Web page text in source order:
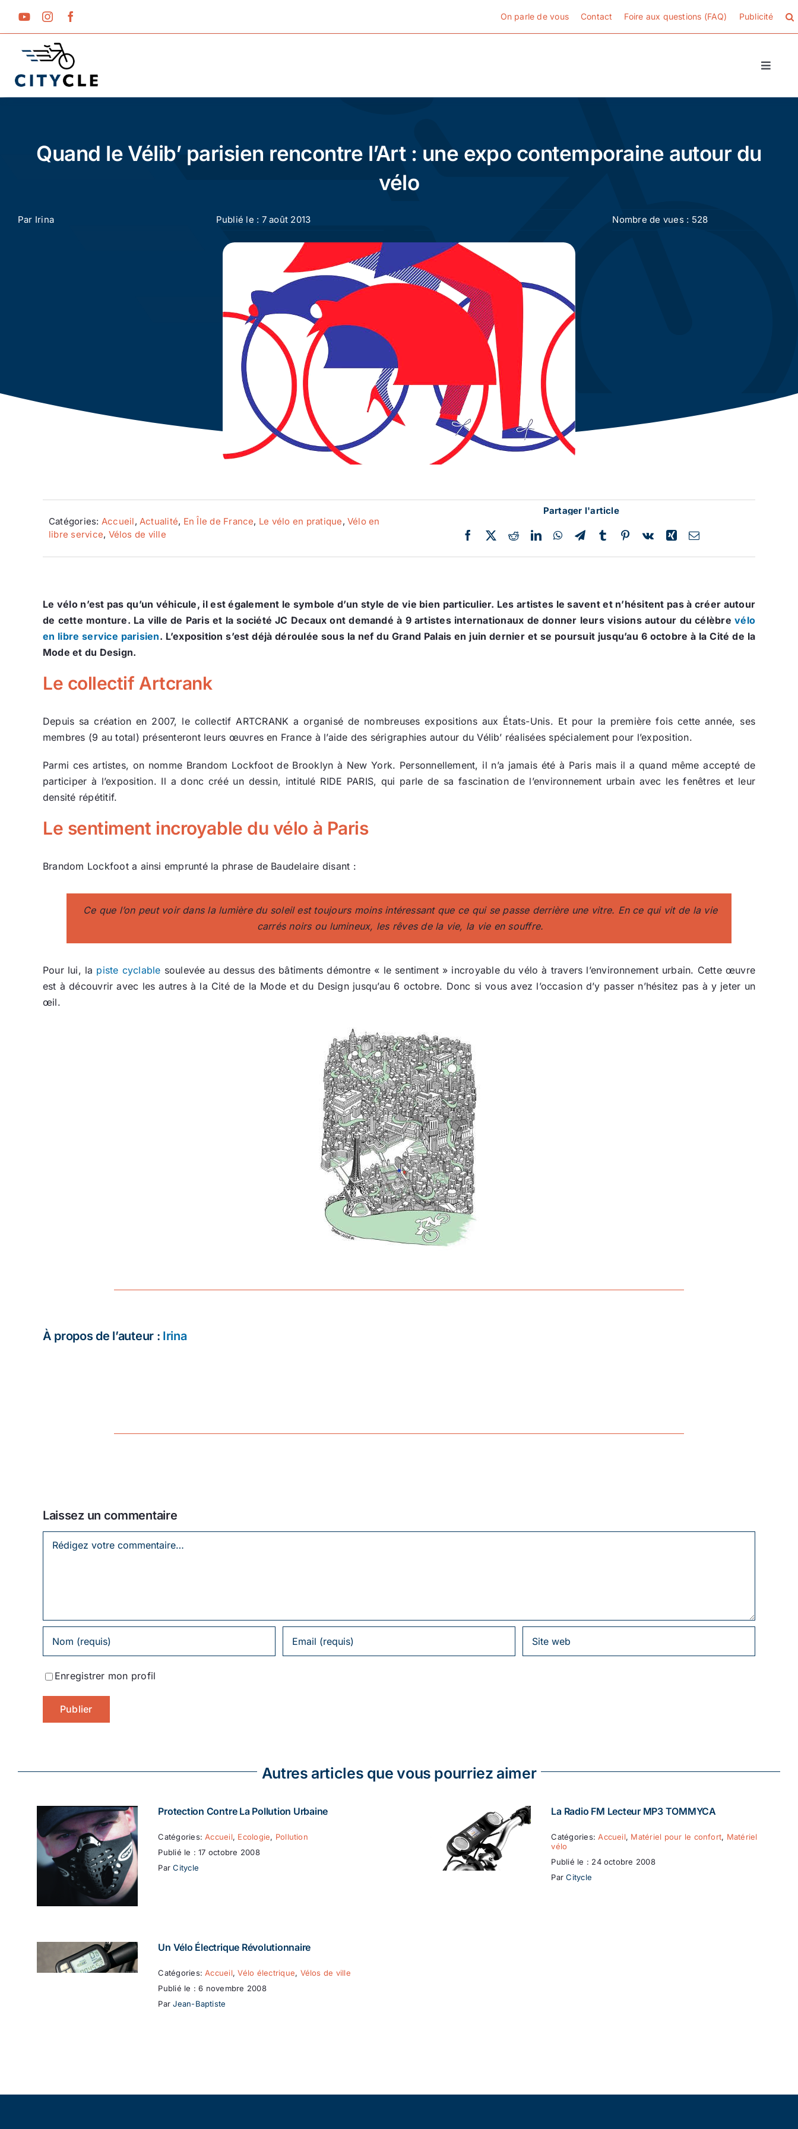
On parle de vous Contact Foire aux questions (FAQ) Publicité
Toggle
Cyclotourisme
Conseils
Actualité
Quand le Vélib’ parisien rencontre l’Art : une expo contemporaine autour du
vélo
Par Irina Publié le : 7 août 2013 Nombre de vues : 528
Catégories: Accueil, Actualité, En Île de France, Le vélo en pratique,Vélo en
libre service, Vélos de ville
Partager l'article
Le vélo n’est pas qu’un véhicule, il est également le symbole d’un style de vie bien particulier. Les artistes le savent et n’hésitent pas à créer autour
de cette monture. La ville de Paris et la société JC Decaux ont demandé à 9 artistes internationaux de donner leurs visions autour du célèbrevélo
en libre service parisien. L’exposition s’est déjà déroulée sous la nef du Grand Palais en juin dernier et se poursuit jusqu’au 6 octobre à la Cité de la
Mode et du Design.
Le collectif Artcrank
Depuis sa création en 2007, le collectif ARTCRANK a organisé de nombreuses expositions aux États-Unis. Et pour la première fois cette année, ses
membres (9 au total) présenteront leurs œuvres en France à l’aide des sérigraphies autour du Vélib’ réalisées spécialement pour l’exposition.
Parmi ces artistes, on nomme Brandom Lockfoot de Brooklyn à New York. Personnellement, il n’a jamais été à Paris mais il a quand même accepté de
participer à l’exposition. Il a donc créé un dessin, intitulé RIDE PARIS, qui parle de sa fascination de l’environnement urbain avec les fenêtres et leur
densité répétitif.
Le sentiment incroyable du vélo à Paris
Brandom Lockfoot a ainsi emprunté la phrase de Baudelaire disant :
Ce que l’on peut voir dans la lumière du soleil est toujours moins intéressant que ce qui se passe derrière une vitre. En ce qui vit de la vie
carrés noirs ou lumineux, les rêves de la vie, la vie en souffre.
Pour lui, la piste cyclable soulevée au dessus des bâtiments démontre « le sentiment » incroyable du vélo à travers l’environnement urbain. Cette œuvre
est à découvrir avec les autres à la Cité de la Mode et du Design jusqu’au 6 octobre. Donc si vous avez l’occasion d’y passer n’hésitez pas à y jeter un
œil.
À propos de l’auteur : Irina
Laissez un commentaire
Laissez
Enregistrer mon profil
Autres articles que vous pourriez aimer
Protection Contre La Pollution Urbaine
Catégories:Accueil, Ecologie, Pollution
Publié le : 17 octobre 2008
ParCitycle
La Radio FM Lecteur MP3 TOMMYCA
Catégories:Accueil, Matériel pour le confort, Matériel
vélo
Publié le : 24 octobre 2008
ParCitycle
Un Vélo Électrique Révolutionnaire
Catégories:Accueil,Vélo électrique, Vélos de ville
Publié le : 6 novembre 2008
ParJean-Baptiste